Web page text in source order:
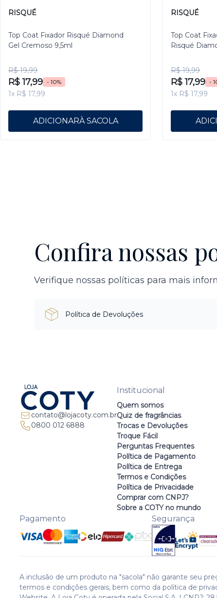
RISQUÉ
Top Coat Fixador Risqué Diamond
Gel Cremoso 9,5ml
R$ 19,99
R$ 17,99 - 10%
1x R$ 17,99
ADICIONAR
RISQUÉ
Top Coat
Risqué
R$ 19,99
R$ 17,99 -
1x R$ 17,99
Confira nossas
Verifique nossas políticas para mais
Política de Devoluções
contato@lojacoty.com.br
0800 012 6888
Institucional
Quem somos
Quiz de fragrâncias
Trocas e Devoluções
Troque Fácil
Perguntas Frequentes
Política de Pagamento
Política de Entrega
Termos e Condições
Política de Privacidade
Comprar com CNPJ?
Sobre a COTY no mundo
Pagamento Segurança
A inclusão de um produto na "sacola" não garante seu
termos e condições gerais, bem como da política de